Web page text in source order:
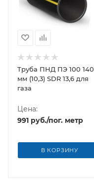
Труба ПНД ПЭ 100 140
мм (10,3) SDR 13,6 для
газа
Цена:
991 руб./пог. метр
В КОРЗИНУ